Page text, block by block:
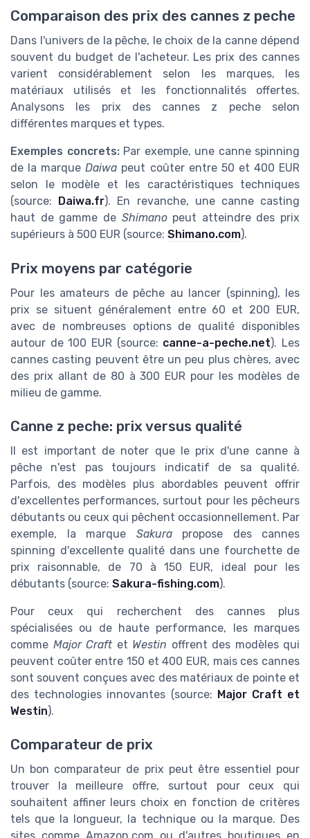
Comparaison des prix des cannes z peche
Dans l'univers de la pêche, le choix de la canne dépend
souvent du budget de l'acheteur. Les prix des cannes
varient considérablement selon les marques, les
matériaux utilisés et les fonctionnalités offertes.
Analysons les prix des cannes z peche selon
différentes marques et types.
Exemples concrets:Par exemple, une canne spinning
de la marqueDaiwa peut coûter entre 50 et 400 EUR
selon le modèle et les caractéristiques techniques
(source:
Daiwa.fr). En revanche, une canne casting
haut de gamme de Shimanopeut atteindre des prix
supérieurs à 500 EUR (source: Shimano.com).
Prix moyens par catégorie
Pour les amateurs de pêche au lancer (spinning), les
prix se situent généralement entre 60 et 200 EUR,
avec de nombreuses options de qualité disponibles
autour de 100 EUR (source: canne-a-peche.net). Les
cannes casting peuvent être un peu plus chères, avec
des prix allant de 80 à 300 EUR pour les modèles de
milieu de gamme.
Canne z peche: prix versus qualité
Il est important de noter que le prix d'une canne à
pêche n'est pas toujours indicatif de sa qualité.
Parfois, des modèles plus abordables peuvent offrir
d'excellentes performances, surtout pour les pêcheurs
débutants ou ceux qui pêchent occasionnellement. Par
exemple, la marque Sakurapropose des cannes
spinning d'excellente qualité dans une fourchette de
prix raisonnable, de 70 à 150 EUR, ideal pour les
débutants (source: Sakura-fishing.com).
Pour ceux qui recherchent des cannes plus
spécialisées ou de haute performance, les marques
comme Major Craftet Westin offrent des modèles qui
peuvent coûter entre 150 et 400 EUR, mais ces cannes
sont souvent conçues avec des matériaux de pointe et
des technologies innovantes (source: Major Craft et
Westin).
Comparateur de prix
Un bon comparateur de prix peut être essentiel pour
trouver la meilleure offre, surtout pour ceux qui
souhaitent affiner leurs choix en fonction de critères
tels que la longueur, la technique ou la marque. Des